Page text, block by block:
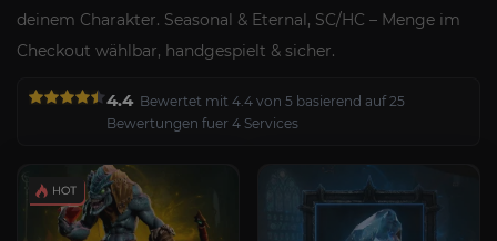
deinem Charakter. Seasonal & Eternal, SC/HC – Menge im
Checkout wählbar, handgespielt & sicher.
4.4 Bewertet mit 4.4 von 5 basierend auf 25
Bewertungen fuer 4 Services